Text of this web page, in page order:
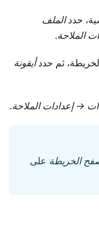
حددالملف
الملاحة.
ثم حددأيقونة
→ إعدادات الملاحة.
الخريطة على